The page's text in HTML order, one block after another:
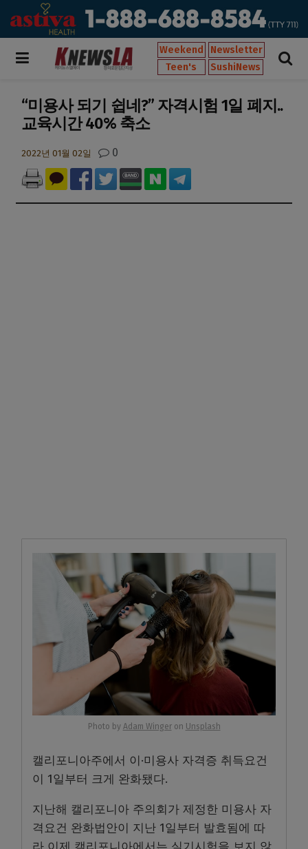
Weekend
Newsletter
Teen's
SushiNews
“미용사 되기 쉽네?” 자격시험 1일 폐지..
교육시간 40% 축소
2022년 01월 02일 0
Photo by Adam Wingeron Unsplash
캘리포니아주에서 이·미용사 자격증 취득요건
이 1일부터 크게 완화됐다.
지난해 캘리포니아 주의회가 제정한 미용사 자
격요건 완화법안이 지난 1일부터 발효됨에 따